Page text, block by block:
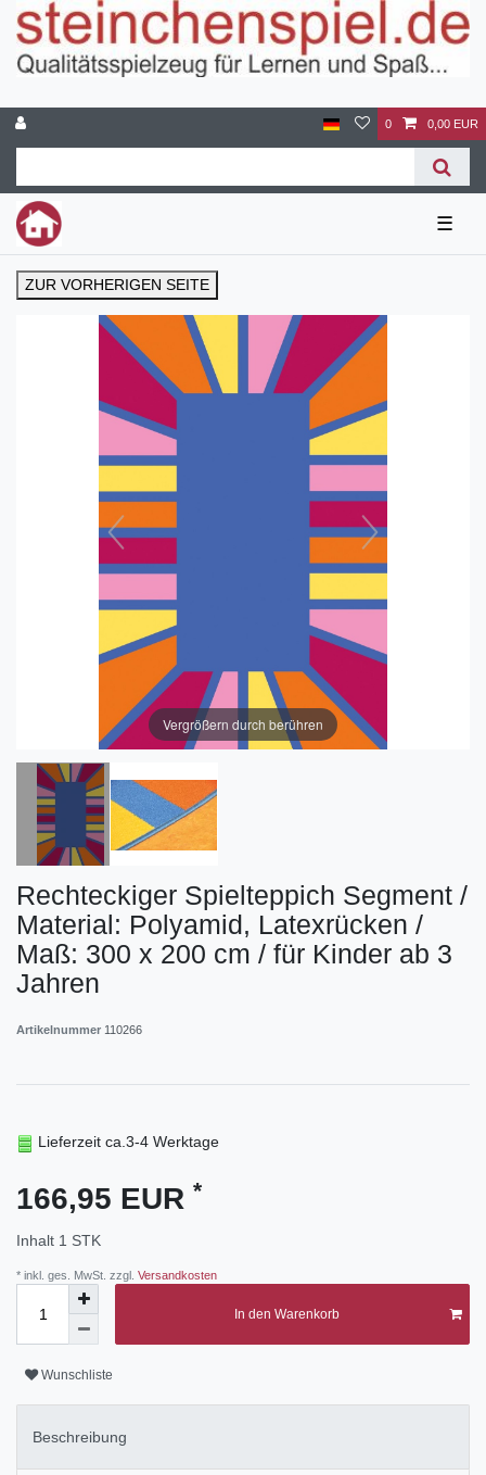
0 0,00 EUR
☰
ZUR VORHERIGEN SEITE
Vergrößern durch berühren
Rechteckiger Spielteppich Segment /
Material: Polyamid, Latexrücken /
Maß: 300 x 200 cm / für Kinder ab 3
Jahren
Artikelnummer 110266
Lieferzeit ca.3-4 Werktage
166,95 EUR *
Inhalt 1 STK
* inkl. ges. MwSt. zzgl. Versandkosten
In den Warenkorb
Wunschliste
Beschreibung